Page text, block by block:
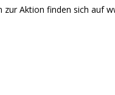
zur Aktion finden sich auf